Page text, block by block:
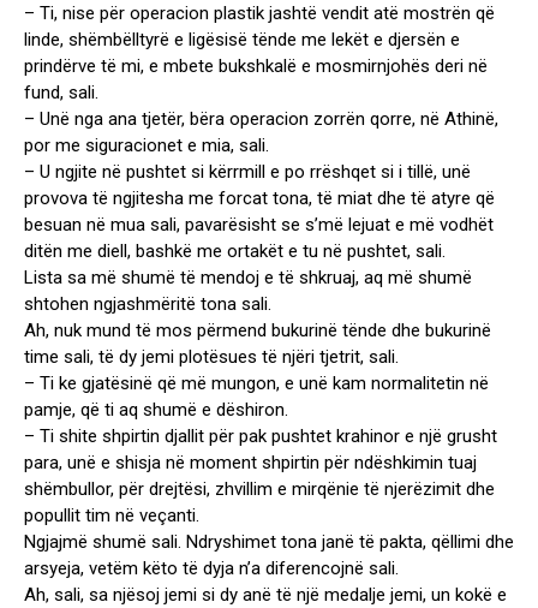
– Ti, nise për operacion plastik jashtë vendit atë mostrën që
linde, shëmbëlltyrë e ligësisë tënde me lekët e djersën e
prindërve të mi, e mbete bukshkalë e mosmirnjohës deri në
fund, sali.
– Unë nga ana tjetër, bëra operacion zorrën qorre, në Athinë,
por me siguracionet e mia, sali.
– U ngjite në pushtet si kërrmill e po rrëshqet si i tillë, unë
provova të ngjitesha me forcat tona, të miat dhe të atyre që
besuan në mua sali, pavarësisht se s’më lejuat e më vodhët
ditën me diell, bashkë me ortakët e tu në pushtet, sali.
Lista sa më shumë të mendoj e të shkruaj, aq më shumë
shtohen ngjashmëritë tona sali.
Ah, nuk mund të mos përmend bukurinë tënde dhe bukurinë
time sali, të dy jemi plotësues të njëri tjetrit, sali.
– Ti ke gjatësinë që më mungon, e unë kam normalitetin në
pamje, që ti aq shumë e dëshiron.
– Ti shite shpirtin djallit për pak pushtet krahinor e një grusht
para, unë e shisja në moment shpirtin për ndëshkimin tuaj
shëmbullor, për drejtësi, zhvillim e mirqënie të njerëzimit dhe
popullit tim në veçanti.
Ngjajmë shumë sali. Ndryshimet tona janë të pakta, qëllimi dhe
arsyeja, vetëm këto të dyja n’a diferencojnë sali.
Ah, sali, sa njësoj jemi si dy anë të një medalje jemi, un kokë e